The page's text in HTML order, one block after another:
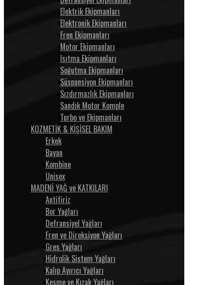
Elektrik Ekipmanları
Elektronik Ekipmanları
Fren Ekipmanları
Motor Ekipmanları
Isıtma Ekipmanları
Soğutma Ekipmanları
Süspansiyon Ekipmanları
Sızdırmazlık Ekipmanları
Sandık Motor Komple
Turbo ve Ekipmanları
KOZMETİK & KİŞİSEL BAKIM
Erkek
Bayan
Kombine
Unisex
MADENİ YAĞ ve KATKILARI
Antifiriz
Bor Yağları
Defransiyel Yağları
Fren ve Direksiyon Yağları
Gres Yağları
Hidrolik Sistem Yağları
Kalıp Ayırıcı Yağları
Kesme ve Kızak Yağları